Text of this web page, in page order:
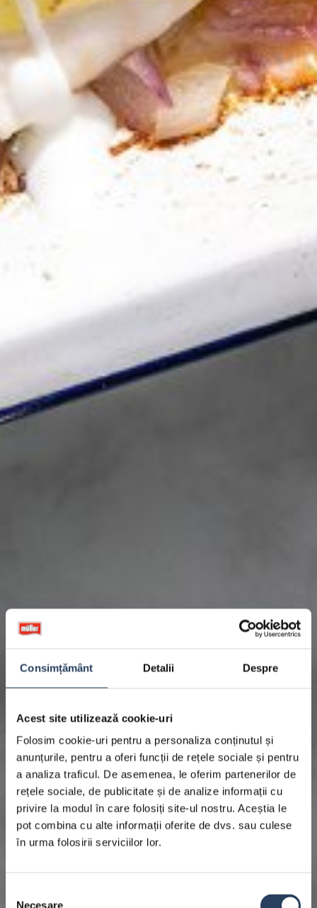
Consimțământ Detalii Despre
Acest site utilizează cookie-uri
Folosim cookie-uri pentru a personaliza conținutul și
anunțurile, pentru a oferi funcții de rețele sociale și pentru
a analiza traficul. De asemenea, le oferim partenerilor de
rețele sociale, de publicitate și de analize informații cu
privire la modul în care folosiți site-ul nostru. Aceștia le
pot combina cu alte informații oferite de dvs. sau culese
în urma folosirii serviciilor lor.
Necesare